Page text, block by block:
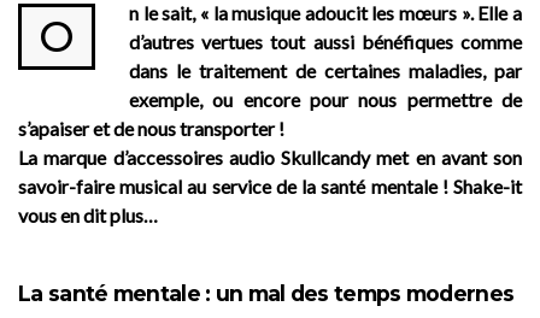
O
n le sait, « la musique adoucit les mœurs ». Elle a
d’autres vertues tout aussi bénéfiques comme
dans le traitement de certaines maladies, par
exemple, ou encore pour nous permettre de
s’apaiser et de nous transporter !
La marque d’accessoires audio Skullcandy met en avant son
savoir-faire musical au service de la santé mentale ! Shake-it
vous en dit plus…
La santé mentale : un mal des temps modernes